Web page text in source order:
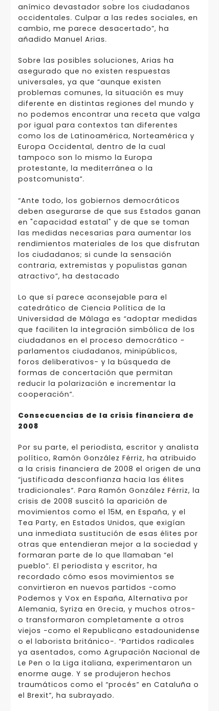
anímico devastador sobre los ciudadanos
occidentales. Culpar a las redes sociales, en
cambio, me parece desacertado”, ha
añadido Manuel Arias.
Sobre las posibles soluciones, Arias ha
asegurado que no existen respuestas
universales, ya que “aunque existen
problemas comunes, la situación es muy
diferente en distintas regiones del mundo y
no podemos encontrar una receta que valga
por igual para contextos tan diferentes
como los de Latinoamérica, Norteamérica y
Europa Occidental, dentro de la cual
tampoco son lo mismo la Europa
protestante, la mediterránea o la
postcomunista”.
“Ante todo, los gobiernos democráticos
deben asegurarse de que sus Estados ganan
en "capacidad estatal" y de que se toman
las medidas necesarias para aumentar los
rendimientos materiales de los que disfrutan
los ciudadanos; si cunde la sensación
contraria, extremistas y populistas ganan
atractivo”, ha destacado
Lo que sí parece aconsejable para el
catedrático de Ciencia Política de la
Universidad de Málaga es “adoptar medidas
que faciliten la integración simbólica de los
ciudadanos en el proceso democrático -
parlamentos ciudadanos, minipúblicos,
foros deliberativos- y la búsqueda de
formas de concertación que permitan
reducir la polarización e incrementar la
cooperación”.
Consecuencias de la crisis financiera de
2008
Por su parte, el periodista, escritor y analista
político, Ramón González Férriz, ha atribuido
a la crisis financiera de 2008 el origen de una
“justificada desconfianza hacia las élites
tradicionales”. Para Ramón González Férriz, la
crisis de 2008 suscitó la aparición de
movimientos como el 15M, en España, y el
Tea Party, en Estados Unidos, que exigían
una inmediata sustitución de esas élites por
otras que entendieran mejor a la sociedad y
formaran parte de lo que llamaban “el
pueblo”. El periodista y escritor, ha
recordado cómo esos movimientos se
convirtieron en nuevos partidos -como
Podemos y Vox en España, Alternativa por
Alemania, Syriza en Grecia, y muchos otros-
o transformaron completamente a otros
viejos -como el Republicano estadounidense
o el laborista británico-. “Partidos radicales
ya asentados, como Agrupación Nacional de
Le Pen o la Liga italiana, experimentaron un
enorme auge. Y se produjeron hechos
traumáticos como el “procés” en Cataluña o
el Brexit”, ha subrayado.